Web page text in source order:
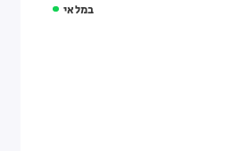
במלאי